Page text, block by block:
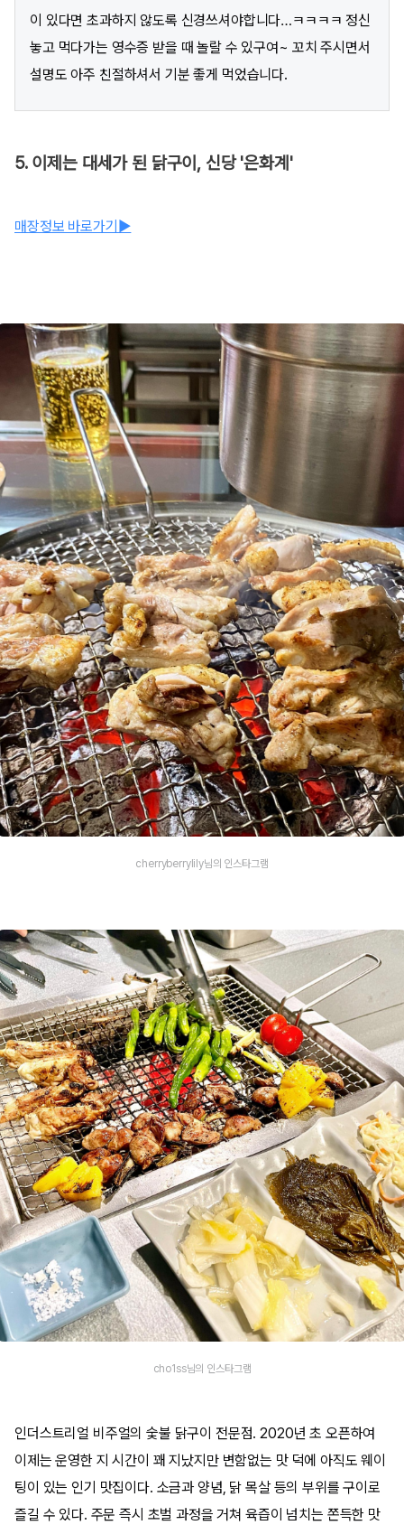
이 있다면 초과하지 않도록 신경쓰셔야합니다…ㅋㅋㅋㅋ 정신
놓고 먹다가는 영수증 받을 때 놀랄 수 있구여~ 꼬치 주시면서
설명도 아주 친절하셔서 기분 좋게 먹었습니다.
5. 이제는 대세가 된 닭구이, 신당 '은화계'
매장정보 바로가기▶
cherryberrylily님의 인스타그램
cho1ss님의 인스타그램
인더스트리얼 비주얼의 숯불 닭구이 전문점. 2020년 초 오픈하여
이제는 운영한 지 시간이 꽤 지났지만 변함없는 맛 덕에 아직도 웨이
팅이 있는 인기 맛집이다. 소금과 양념, 닭 목살 등의 부위를 구이로
즐길 수 있다. 주문 즉시 초벌 과정을 거쳐 육즙이 넘치는 쫀득한 맛